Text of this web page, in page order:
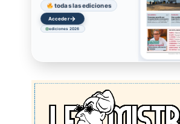
todas las ediciones
Acceder→
ediciones 2026